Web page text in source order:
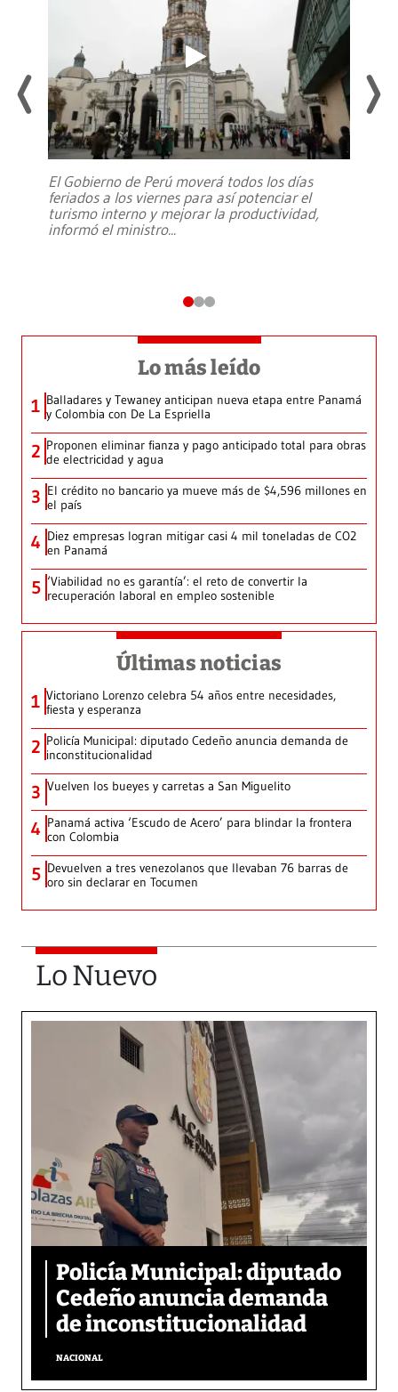
El Gobierno de Perú moverá todos los días
feriados a los viernes para así potenciar el
turismo interno y mejorar la productividad,
informó el ministro...
Lo más leído
1 Balladares y Tewaney anticipan nueva etapa entre Panamá
y Colombia con De La Espriella
2 Proponen eliminar fianza y pago anticipado total para obras
de electricidad y agua
3 El crédito no bancario ya mueve más de $4,596 millones en
el país
4 Diez empresas logran mitigar casi 4 mil toneladas de CO2
en Panamá
5 ‘Viabilidad no es garantía’: el reto de convertir la
recuperación laboral en empleo sostenible
Últimas noticias
1 Victoriano Lorenzo celebra 54 años entre necesidades,
fiesta y esperanza
2 Policía Municipal: diputado Cedeño anuncia demanda de
inconstitucionalidad
3 Vuelven los bueyes y carretas a San Miguelito
4 Panamá activa ‘Escudo de Acero’ para blindar la frontera
con Colombia
5 Devuelven a tres venezolanos que llevaban 76 barras de
oro sin declarar en Tocumen
Lo Nuevo
Policía Municipal: diputado
Cedeño anuncia demanda
de inconstitucionalidad
NACIONAL